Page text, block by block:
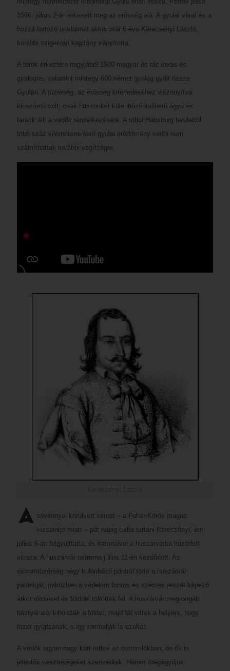
1566. július 2-án érkezett meg az erősség alá. A gyulai várat és a
hozzá tartozó uradalmat akkor már 6 éve Kerecsényi László,
korábbi szigetvári kapitány irányította.
A török érkeztére nagyjából 1500 magyar és rác lovas és
gyalogos, valamint mintegy 600 német gyalog gyűlt össze
Gyulán. A tüzérség, az erősség kiterjedéséhez viszonyítva
kisszámú volt; csak huszonkét különböző kaliberű ágyú és
tarack állt a védők rendelkezésére. A többi Habsburg területtől
több száz kilométerre lévő gyulai erődítmény védői nem
számíthattak további segítségre.
A sövénnyel körülvett várost – a Fehér-Körös magas
vízszintje miatt – pár napig tudta tartani Kerecsényi, ám
július 6-án felgyújttatta, és katonáival a huszárvárba húzódott
vissza. A huszárvár ostroma július 11-én kezdődött. Az
ostromtüzérség négy különböző pontról törte a huszárvár
palánkját, miközben a védelem fontos és szerves részét képező
árkot rőzsével és földdel töltötték fel. A huszárvár megrongált
bástyái alól kihordták a földet, majd fát vittek a helyére, hogy
tüzet gyújtsanak, s így rombolják le ezeket.
A védők ugyan nagy kárt tettek az ostromlókban, de ők is
jelentős veszteségeket szenvedtek. Három öregágyújuk